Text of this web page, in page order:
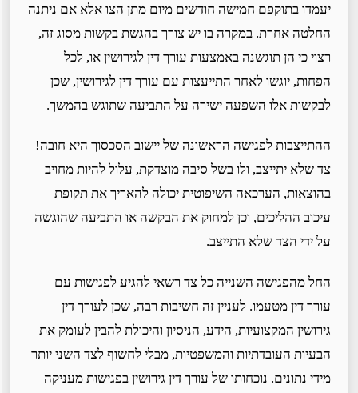
יעמדו בתוקפם חמישה חודשים מיום מתן הצו אלא אם ניתנה
החלטה אחרת. במקרה בו יש צורך בהגשת בקשות מסוג זה,
רצוי כי הן תוגשנה באמצעות עורך דין לגירושין או, לכל
הפחות, יוגשו לאחר התייעצות עם עורך דין לגירושין, שכן
לבקשות אלו השפעה ישירה על התביעה שתוגש בהמשך.
ההתייצבות לפגישה הראשונה של יישוב הסכסוך היא חובה!
צד שלא יתייצב, ולו בשל סיבה מוצדקת, עלול להיות מחויב
בהוצאות, הערכאה השיפוטית יכולה להאריך את תקופת
עיכוב ההליכים, וכן למחוק את הבקשה או התביעה שהוגשה
על ידי הצד שלא התייצב.
החל מהפגישה השנייה כל צד רשאי להגיע לפגישות עם
עורך דין מטעמו. לעניין זה חשיבות רבה, שכן לעורך דין
גירושין המקצועיות, הידע, הניסיון והיכולת להבין לעומק את
הבעיות העובדתיות והמשפטיות, מבלי לחשוף לצד השני יותר
מידי נתונים. נוכחותו של עורך דין גירושין בפגישות מעניקה